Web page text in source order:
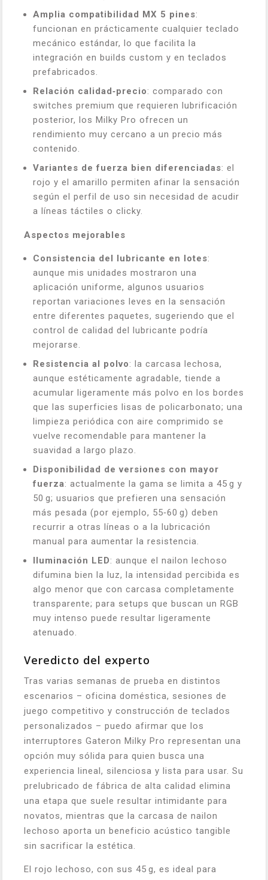
Amplia compatibilidad MX 5 pines:
funcionan en prácticamente cualquier teclado
mecánico estándar, lo que facilita la
integración en builds custom y en teclados
prefabricados.
Relación calidad‑precio: comparado con
switches premium que requieren lubrificación
posterior, los Milky Pro ofrecen un
rendimiento muy cercano a un precio más
contenido.
Variantes de fuerza bien diferenciadas: el
rojo y el amarillo permiten afinar la sensación
según el perfil de uso sin necesidad de acudir
a líneas táctiles o clicky.
Aspectos mejorables
Consistencia del lubricante en lotes:
aunque mis unidades mostraron una
aplicación uniforme, algunos usuarios
reportan variaciones leves en la sensación
entre diferentes paquetes, sugeriendo que el
control de calidad del lubricante podría
mejorarse.
Resistencia al polvo: la carcasa lechosa,
aunque estéticamente agradable, tiende a
acumular ligeramente más polvo en los bordes
que las superficies lisas de policarbonato; una
limpieza periódica con aire comprimido se
vuelve recomendable para mantener la
suavidad a largo plazo.
Disponibilidad de versiones con mayor
fuerza: actualmente la gama se limita a 45 g y
50 g; usuarios que prefieren una sensación
más pesada (por ejemplo, 55‑60 g) deben
recurrir a otras líneas o a la lubricación
manual para aumentar la resistencia.
Iluminación LED: aunque el nailon lechoso
difumina bien la luz, la intensidad percibida es
algo menor que con carcasa completamente
transparente; para setups que buscan un RGB
muy intenso puede resultar ligeramente
atenuado.
Veredicto del experto
Tras varias semanas de prueba en distintos
escenarios – oficina doméstica, sesiones de
juego competitivo y construcción de teclados
personalizados – puedo afirmar que los
interruptores Gateron Milky Pro representan una
opción muy sólida para quien busca una
experiencia lineal, silenciosa y lista para usar. Su
prelubricado de fábrica de alta calidad elimina
una etapa que suele resultar intimidante para
novatos, mientras que la carcasa de nailon
lechoso aporta un beneficio acústico tangible
sin sacrificar la estética.
El rojo lechoso, con sus 45 g, es ideal para